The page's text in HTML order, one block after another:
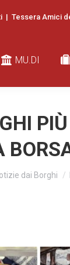
| Tessera Amici
MU.DI
dai Borghi